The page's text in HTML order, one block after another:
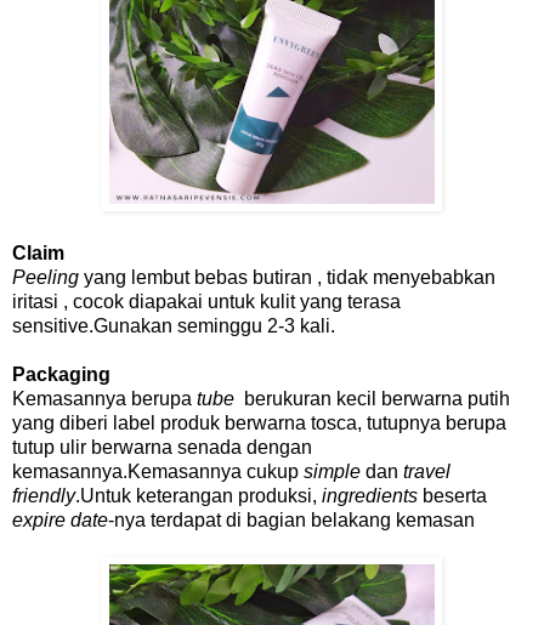
Claim
Peeling yang lembut bebas butiran , tidak menyebabkan
iritasi , cocok diapakai untuk kulit yang terasa
sensitive.Gunakan seminggu 2-3 kali.
Packaging
Kemasannya berupa tube berukuran kecil berwarna putih
yang diberi label produk berwarna tosca, tutupnya berupa
tutup ulir berwarna senada dengan
kemasannya.Kemasannya cukup simple dan travel
friendly.Untuk keterangan produksi, ingredients beserta
expire date-nya terdapat di bagian belakang kemasan